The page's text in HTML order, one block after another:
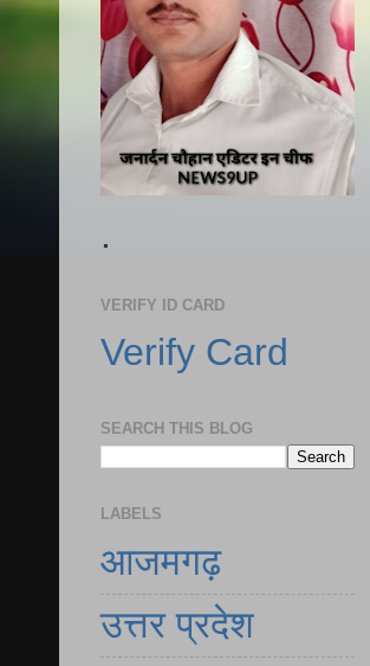
.
VERIFY ID CARD
Verify Card
SEARCH THIS BLOG
LABELS
आजमगढ़
उत्तर प्रदेश